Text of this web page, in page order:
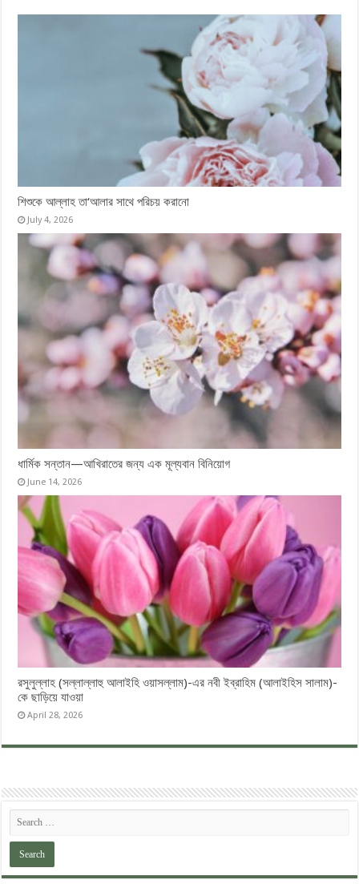
শিশুকে আল্লাহ তা‘আলার সাথে পরিচয় করানো
July 4, 2026
ধার্মিক সন্তান—আখিরাতের জন্য এক মূল্যবান ‎বিনিয়োগ
June 14, 2026
রসুলুল্লাহ (সল্লাল্লাহু আলাইহি ওয়াসল্লাম)-এর নবী ইব্রাহিম (আলাইহিস সালাম)-
কে ছাড়িয়ে যাওয়া
April 28, 2026